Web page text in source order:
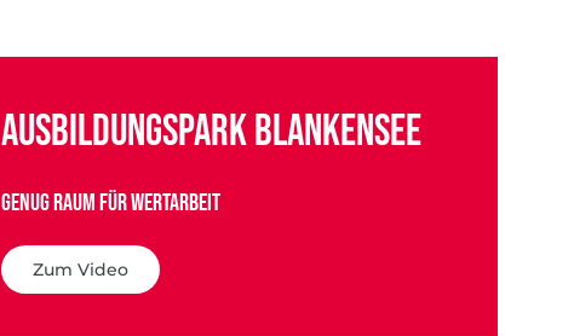
Ausbildungspark Blankensee
Genug Raum für WERTARBEIT
Zum Video